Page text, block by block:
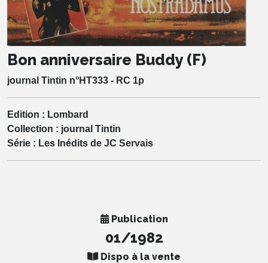
Bon anniversaire Buddy (F)
journal Tintin n°HT333 - RC 1p
Edition : Lombard
Collection : journal Tintin
Série : Les Inédits de JC Servais
Publication
01/1982
Dispo à la vente